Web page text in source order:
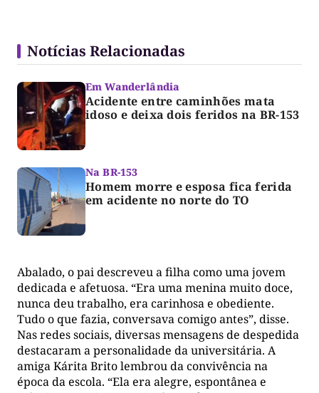
Notícias Relacionadas
Em Wanderlândia
Acidente entre caminhões mata
idoso e deixa dois feridos na BR-153
Na BR-153
Homem morre e esposa fica ferida
em acidente no norte do TO
Abalado, o pai descreveu a filha como uma jovem
dedicada e afetuosa. “Era uma menina muito doce,
nunca deu trabalho, era carinhosa e obediente.
Tudo o que fazia, conversava comigo antes”, disse.
Nas redes sociais, diversas mensagens de despedida
destacaram a personalidade da universitária. A
amiga Kárita Brito lembrou da convivência na
época da escola. “Ela era alegre, espontânea e